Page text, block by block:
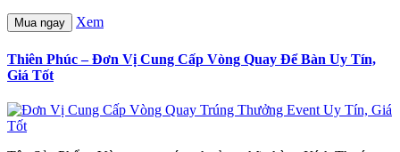
Mua ngay Xem
Thiên Phúc – Đơn Vị Cung Cấp Vòng Quay Để Bàn Uy Tín,
Giá Tốt